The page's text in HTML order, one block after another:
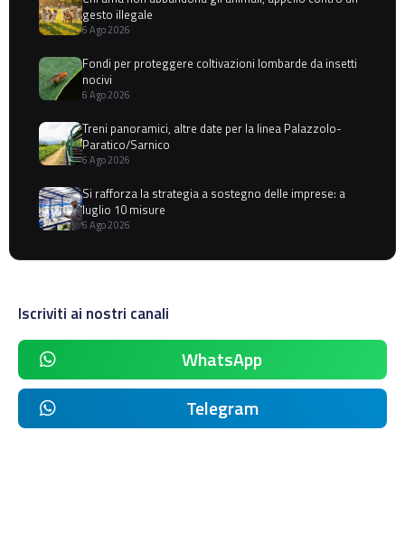
gesto illegale
6 Ago 2026
Fondi per proteggere coltivazioni lombarde da insetti
nocivi
6 Ago 2026
Treni panoramici, altre date per la linea Palazzolo-
Paratico/Sarnico
6 Ago 2026
Si rafforza la strategia a sostegno delle imprese: a
luglio 10 misure
6 Ago 2026
Iscriviti ai nostri canali
WhatsApp
Telegram